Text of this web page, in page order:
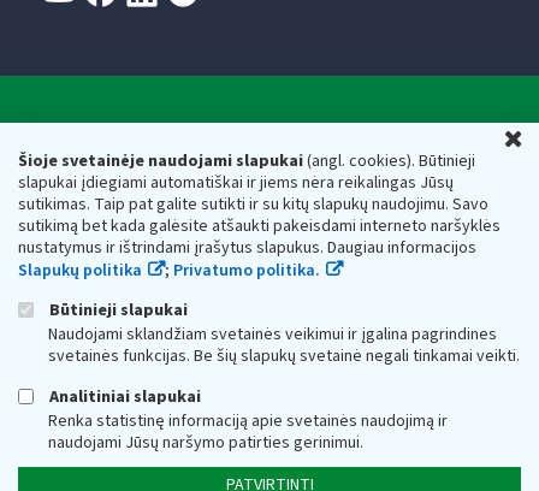
Šioje svetainėje naudojami slapukai(angl. cookies). Būtinieji
slapukai įdiegiami automatiškai ir jiems nėra reikalingas Jūsų
sutikimas. Taip pat galite sutikti ir su kitų slapukų naudojimu. Savo
sutikimą bet kada galėsite atšaukti pakeisdami interneto naršyklės
nustatymus ir ištrindami įrašytus slapukus. Daugiau informacijos
Slapukų politika
; Privatumo politika.
Būtinieji slapukai
Naudojami sklandžiam svetainės veikimui ir įgalina pagrindines
svetainės funkcijas. Be šių slapukų svetainė negali tinkamai veikti.
Analitiniai slapukai
Renka statistinę informaciją apie svetainės naudojimą ir
naudojami Jūsų naršymo patirties gerinimui.
PATVIRTINTI
Respublikos finansų ministerijos
Biudžetinė įstaiga. Juridinio asmens kodas — 188659752,
adresas: Vasario 16-osios g. 14, 01107 Vilnius, Lietuva, el.paštas:
vmi@vmi.lt, E. pristatymo dėžutės adresas 188659752
Duomenys apie Valstybinę mokesčių inspekciją prie Lietuvos
Respublikos finansų ministerijos kaupiami ir saugomi Juridinių